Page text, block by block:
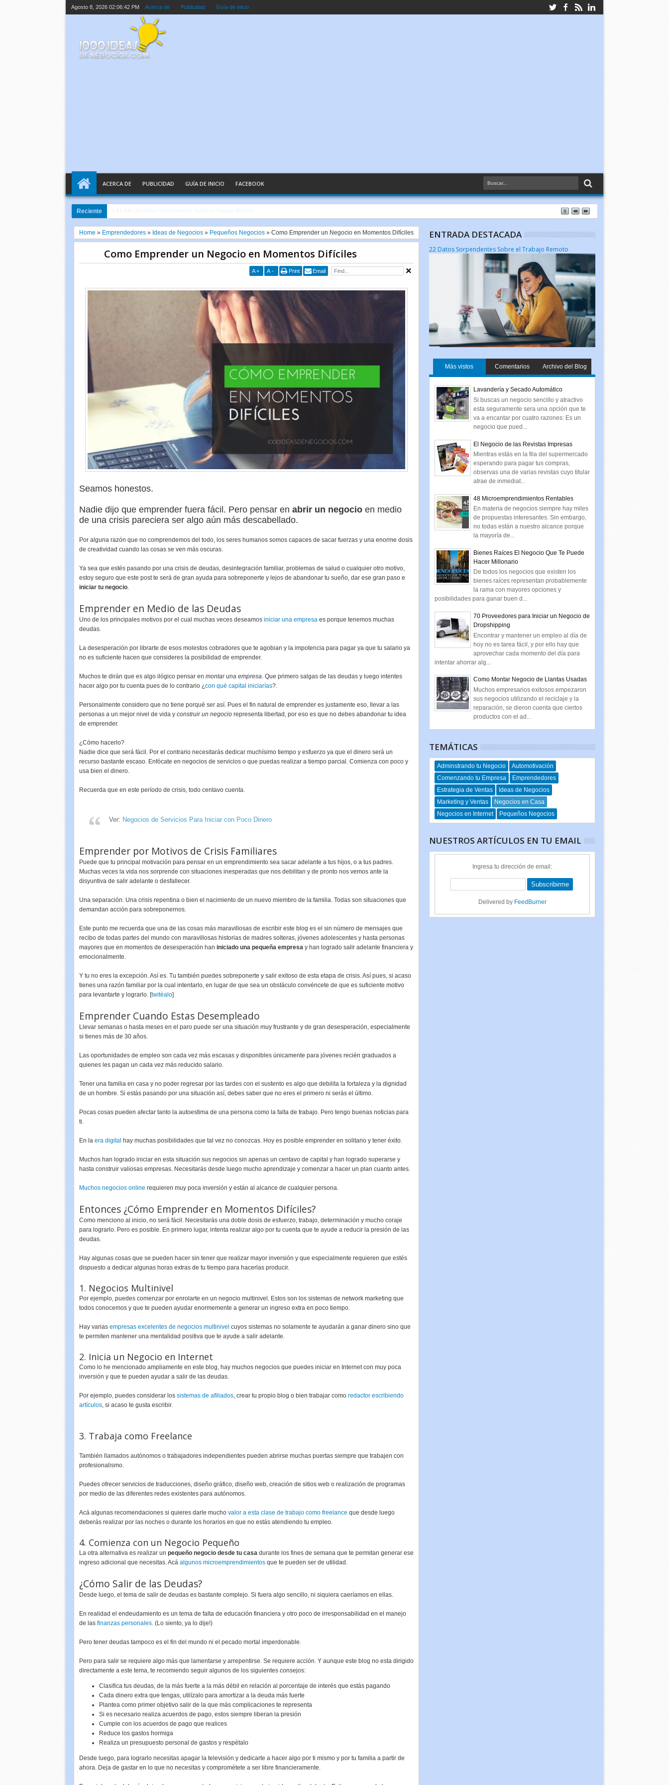
Agosto 8, 2026 02:06:44 PM Acerca de Publicidad Guía de inicio
ACERCA DE PUBLICIDAD GUÍA DE INICIO FACEBOOK
Reciente
Home » Emprendedores» Ideas de Negocios» Pequeños Negocios» Como Emprender un Negocio en Momentos Difíciles
Como Emprender un Negocio en Momentos Difíciles
A + A - Print Email
Seamos honestos.
Nadie dijo que emprender fuera fácil. Pero pensar en abrir un negocioen medio
de una crisis pareciera ser algo aún más descabellado.
Por alguna razón que no comprendemos del todo, los seres humanos somos capaces de sacar fuerzas y una enorme dosis
de creatividad cuando las cosas se ven más oscuras.
Ya sea que estés pasando por una crisis de deudas, desintegración familiar, problemas de salud o cualquier otro motivo,
estoy seguro que este post te será de gran ayuda para sobreponerte y lejos de abandonar tu sueño, dar ese gran paso e
iniciar tu negocio.
Emprender en Medio de las Deudas
Uno de los principales motivos por el cual muchas veces deseamos iniciar una empresaes porque tenemos muchas
deudas.
La desesperación por librarte de esos molestos cobradores que te agobian y la impotencia para pagar ya que tu salario ya
no es suficiente hacen que consideres la posibilidad de emprender.
Muchos te dirán que es algo ilógico pensar en montar una empresa. Que primero salgas de las deudas y luego intentes
hacer algo por tu cuenta pues de lo contrario ¿con qué capital iniciarías?.
Personalmente considero que no tiene porqué ser así. Pues el fin natural de emprender es justamente eso, llevar a las
personas a un mejor nivel de vida y construir un negociorepresenta libertad, por eso es que no debes abandonar tu idea
de emprender.
¿Cómo hacerlo?
Nadie dice que será fácil. Por el contrario necesitarás dedicar muchísimo tiempo y esfuerzo ya que el dinero será un
recurso bastante escaso. Enfócate en negocios de servicios o que puedas realizar a tiempo parcial. Comienza con poco y
usa bien el dinero.
Recuerda que en este período de crisis, todo centavo cuenta.
Ver: Negocios de Servicios Para Iniciar con Poco Dinero
Emprender por Motivos de Crisis Familiares
Puede que tu principal motivación para pensar en un emprendimiento sea sacar adelante a tus hijos, o a tus padres.
Muchas veces la vida nos sorprende con situaciones inesperadas que nos debilitan y de pronto nos vemos ante la
disyuntiva de salir adelante o desfallecer.
Una separación. Una crisis repentina o bien el nacimiento de un nuevo miembro de la familia. Todas son situaciones que
demandan acción para sobreponernos.
Este punto me recuerda que una de las cosas más maravillosas de escribir este blog es el sin número de mensajes que
recibo de todas partes del mundo con maravillosas historias de madres solteras, jóvenes adolescentes y hasta personas
mayores que en momentos de desesperación han iniciado una pequeña empresay han logrado salir adelante financiera y
emocionalmente.
Y tu no eres la excepción. Así es. Tu también puedes sobreponerte y salir exitoso de esta etapa de crisis. Así pues, si acaso
tienes una razón familiar por la cual intentarlo, en lugar de que sea un obstáculo convéncete de que es suficiente motivo
para levantarte y lograrlo. [twitéalo]
Emprender Cuando Estas Desempleado
Llevar semanas o hasta meses en el paro puede ser una situación muy frustrante y de gran desesperación, especialmente
si tienes más de 30 años.
Las oportunidades de empleo son cada vez más escasas y disponibles únicamente para jóvenes recién graduados a
quienes les pagan un cada vez más reducido salario.
Tener una familia en casa y no poder regresar por las tardes con el sustento es algo que debilita la fortaleza y la dignidad
de un hombre. Si estás pasando por una situación así, debes saber que no eres el primero ni serás el último.
Pocas cosas pueden afectar tanto la autoestima de una persona como la falta de trabajo. Pero tengo buenas noticias para
ti.
En la era digital hay muchas posibilidades que tal vez no conozcas. Hoy es posible emprender en solitario y tener éxito.
Muchos han logrado iniciar en esta situación sus negocios sin apenas un centavo de capital y han logrado superarse y
hasta construir valiosas empresas. Necesitarás desde luego mucho aprendizaje y comenzar a hacer un plan cuanto antes.
Muchos negocios online requieren muy poca inversión y están al alcance de cualquier persona.
Entonces ¿Cómo Emprender en Momentos Difíciles?
Como menciono al inicio, no será fácil. Necesitarás una doble dosis de esfuerzo, trabajo, determinación y mucho coraje
para lograrlo. Pero es posible. En primero lugar, intenta realizar algo por tu cuenta que te ayude a reducir la presión de las
deudas.
Hay algunas cosas que se pueden hacer sin tener que realizar mayor inversión y que especialmente requieren que estés
dispuesto a dedicar algunas horas extras de tu tiempo para hacerlas producir.
1. Negocios Multinivel
Por ejemplo, puedes comenzar por enrolarte en un negocio multinivel. Estos son los sistemas de network marketing que
todos conocemos y que te pueden ayudar enormemente a generar un ingreso extra en poco tiempo.
Hay varias empresas excelentes de negocios multinivel cuyos sistemas no solamente te ayudarán a ganar dinero sino que
te permiten mantener una mentalidad positiva que te ayude a salir adelante.
2. Inicia un Negocio en Internet
Como lo he mencionado ampliamente en este blog, hay muchos negocios que puedes iniciar en Internet con muy poca
inversión y que te pueden ayudar a salir de las deudas.
Por ejemplo, puedes considerar los sistemas de afiliados, crear tu propio blog o bien trabajar como redactor escribiendo
artículos, si acaso te gusta escribir.
3. Trabaja como Freelance
También llamados autónomos o trabajadores independientes pueden abrirse muchas puertas siempre que trabajen con
profesionalismo.
Puedes ofrecer servicios de traducciones, diseño gráfico, diseño web, creación de sitios web o realización de programas
por medio de las diferentes redes existentes para autónomos.
Acá algunas recomendaciones si quieres darle mucho valor a esta clase de trabajo como freelance que desde luego
deberás realizar por las noches o durante los horarios en que no estás atendiendo tu empleo.
4. Comienza con un Negocio Pequeño
La otra alternativa es realizar un pequeño negocio desde tu casadurante los fines de semana que te permitan generar ese
ingreso adicional que necesitas. Acá algunos microemprendimientosque te pueden ser de utilidad.
¿Cómo Salir de las Deudas?
Desde luego, el tema de salir de deudas es bastante complejo. Si fuera algo sencillo, ni siquiera caeríamos en ellas.
En realidad el endeudamiento es un tema de falta de educación financiera y otro poco de irresponsabilidad en el manejo
de las finanzas personales. (Lo siento, ya lo dije!)
Pero tener deudas tampoco es el fin del mundo ni el pecado mortal imperdonable.
Pero para salir se requiere algo más que lamentarse y arrepentirse. Se requiere acción. Y aunque este blog no esta dirigido
directamente a este tema, te recomiendo seguir algunos de los siguientes consejos:
Clasifica tus deudas, de la más fuerte a la más débil en relación al porcentaje de interés que estás pagando
Cada dinero extra que tengas, utilízalo para amortizar a la deuda más fuerte
Plantea como primer objetivo salir de la que más complicaciones te representa
Si es necesario realiza acuerdos de pago, estos siempre liberan la presión
Cumple con los acuerdos de pago que realices
Reduce los gastos hormiga
Realiza un presupuesto personal de gastos y respétalo
Desde luego, para lograrlo necesitas apagar la televisión y dedicarte a hacer algo por ti mismo y por tu familia a partir de
ahora. Deja de gastar en lo que no necesitas y comprométete a ser libre financieramente.
ENTRADA DESTACADA
22 Datos Sorpendentes Sobre el Trabajo Remoto
Más vistos Comentarios Archivo del Blog
Lavandería y Secado Automático
Si buscas un negocio sencillo y atractivo
esta seguramente sera una opción que te
va a encantar por cuatro razones: Es un
negocio que pued...
El Negocio de las Revistas Impresas
Mientras estás en la fila del supermercado
esperando para pagar tus compras,
observas una de varias revistas cuyo titular
atrae de inmediat...
48 Microemprendimientos Rentables
En materia de negocios siempre hay miles
de propuestas interesantes. Sin embargo,
no todas están a nuestro alcance porque
la mayoría de...
Bienes Raíces El Negocio Que Te Puede
Hacer Millonario
De todos los negocios que existen los
bienes raíces representan probablemente
la rama con mayores opciones y
posibilidades para ganar buen d...
70 Proveedores para Iniciar un Negocio de
Dropshipping
Encontrar y mantener un empleo al día de
hoy no es tarea fácil, y por ello hay que
aprovechar cada momento del día para
intentar ahorrar alg...
Como Montar Negocio de Llantas Usadas
Muchos empresarios exitosos empezaron
sus negocios utilizando el reciclaje y la
reparación, se dieron cuenta que ciertos
productos con el ad...
TEMÁTICAS
Adminstrando tu Negocio
Automotivación
Comenzando tu Empresa
Emprendedores
Estrategia de Ventas
Ideas de Negocios
Marketing y Ventas
Negocios en Casa
Negocios en Internet
Pequeños Negocios
NUESTROS ARTÍCULOS EN TU EMAIL
Ingresa tu dirección de email:
Delivered by FeedBurner